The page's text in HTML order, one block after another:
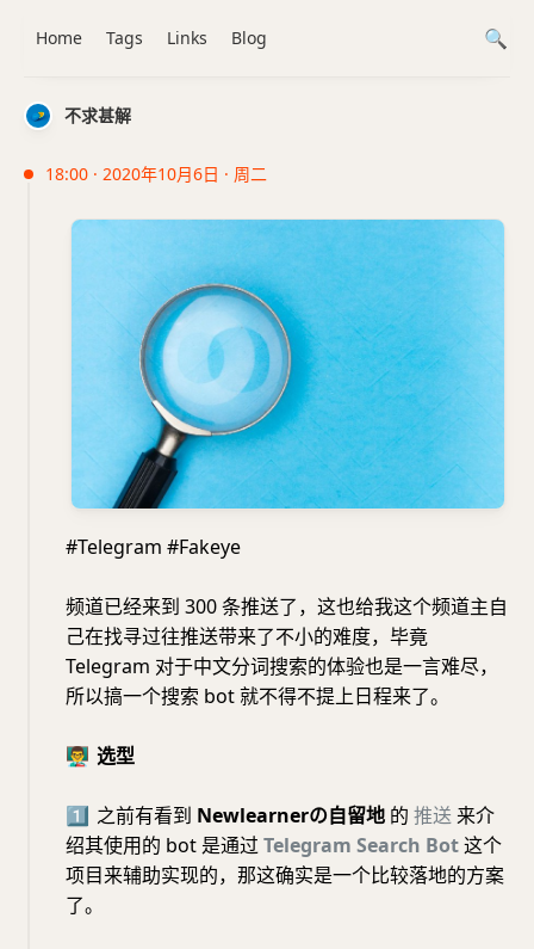
不求甚解
18:00 · 2020年10月6日 · 周二
#Telegram #Fakeye
频道已经来到 300 条推送了，这也给我这个频道主自
己在找寻过往推送带来了不小的难度，毕竟
Telegram 对于中文分词搜索的体验也是一言难尽，
所以搞一个搜索 bot 就不得不提上日程来了。
👨‍🏫 选型
1⃣️ 之前有看到 Newlearnerの自留地 的 推送 来介
绍其使用的 bot 是通过Telegram Search Bot这个
项目来辅助实现的，那这确实是一个比较落地的方案
了。
Home Tags Links Blog